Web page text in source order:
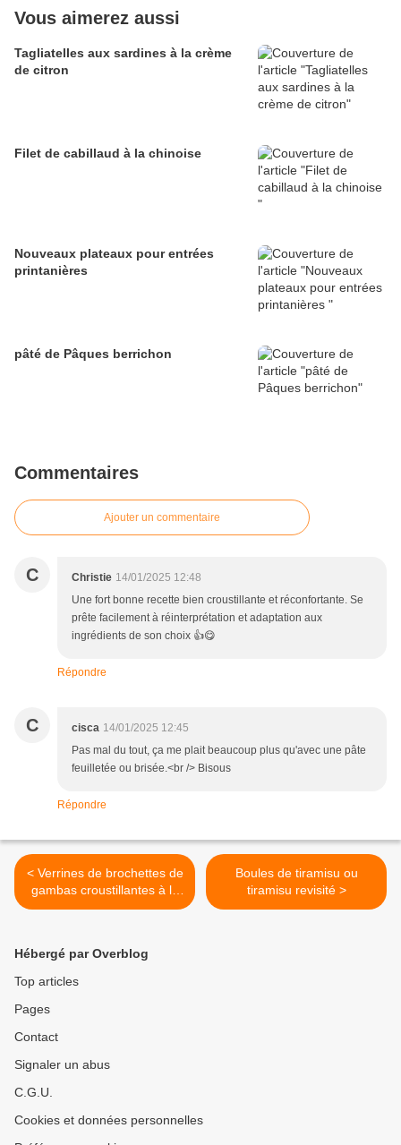
Vous aimerez aussi
Tagliatelles aux sardines à la crème
de citron
Filet de cabillaud à la chinoise
Nouveaux plateaux pour entrées
printanières
pâté de Pâques berrichon
Commentaires
Ajouter un commentaire
C Christie 14/01/2025 12:48
Une fort bonne recette bien croustillante et réconfortante. Se
prête facilement à réinterprétation et adaptation aux
ingrédients de son choix 👍😋
Répondre
C cisca 14/01/2025 12:45
Pas mal du tout, ça me plait beaucoup plus qu'avec une pâte
feuilletée ou brisée.<br /> Bisous
Répondre
< Verrines de brochettes de
gambas croustillantes à la
mayonnaise au lime
Boules de tiramisu ou
tiramisu revisité >
Hébergé par Overblog
Top articles
Pages
Contact
Signaler un abus
C.G.U.
Cookies et données personnelles